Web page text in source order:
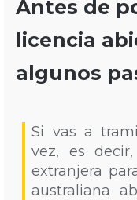
Antes de
licencia
algunos
Si vas a
vez, es
extranjera
australiana